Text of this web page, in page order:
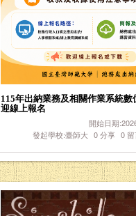
115年出納業務及相關作業系統數
迎線上報名
開始日期
發起學校:臺師大 0分享 0